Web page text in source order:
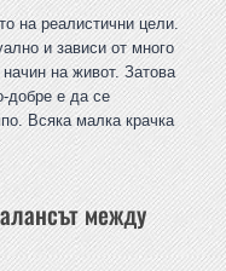
на реалистични цели.
и зависи от много
на живот. Затова
добре е да се
Всяка малка крачка
между